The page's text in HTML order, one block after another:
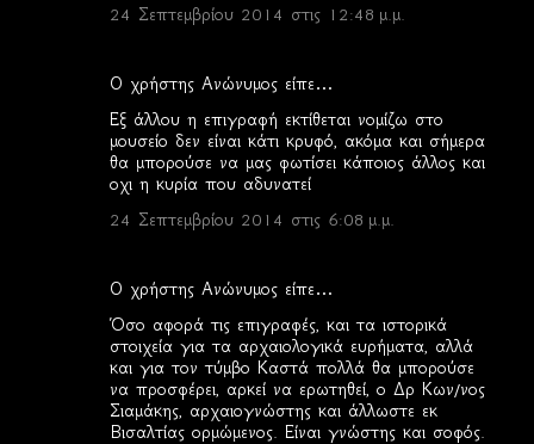
24 Σεπτεμβρίου 2014 στις 12:48 μ.μ.
Ο χρήστης Ανώνυμος είπε…
Εξ άλλου η επιγραφή εκτίθεται νομίζω στο
μουσείο δεν είναι κάτι κρυφό, ακόμα και σήμερα
θα μπορούσε να μας φωτίσει κάποιος άλλος και
οχι η κυρία που αδυνατεί
24 Σεπτεμβρίου 2014 στις 6:08 μ.μ.
Ο χρήστης Ανώνυμος είπε…
Όσο αφορά τις επιγραφές, και τα ιστορικά
στοιχεία για τα αρχαιολογικά ευρήματα, αλλά
και για τον τύμβο Καστά πολλά θα μπορούσε
να προσφέρει, αρκεί να ερωτηθεί, ο Δρ Κων/νος
Σιαμάκης, αρχαιογνώστης και άλλωστε εκ
Βισαλτίας ορμώμενος. Είναι γνώστης και σοφός.